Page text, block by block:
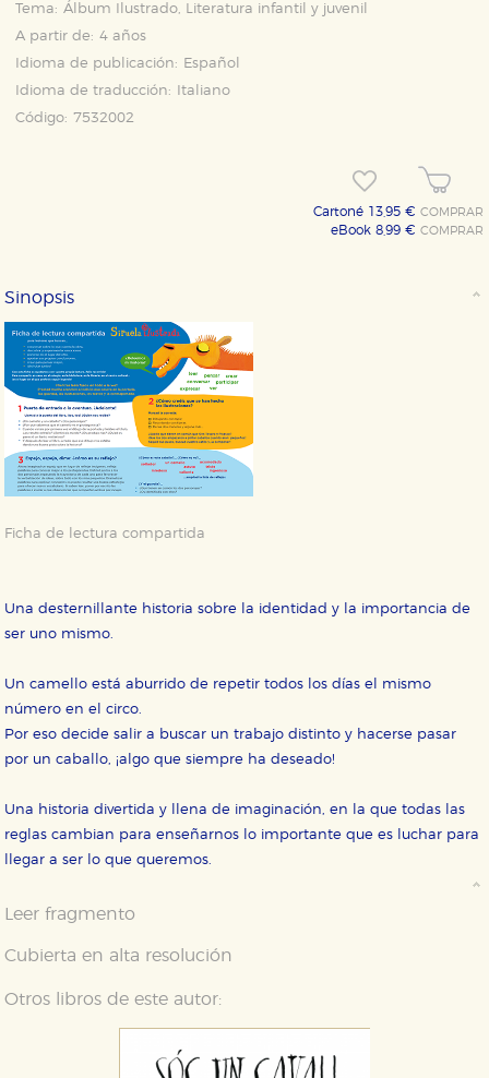
Tema: Álbum Ilustrado, Literatura infantil y juvenil
A partir de: 4 años
Idioma de publicación:
Español
Idioma de traducción:
Italiano
Código: 7532002
Cartoné 13,95 €COMPRAR
eBook 8,99 €COMPRAR
Sinopsis
Ficha de lectura compartida
Una desternillante historia sobre la identidad y la importancia de
ser uno mismo.
Un camello está aburrido de repetir todos los días el mismo
número en el circo.
Por eso decide salir a buscar un trabajo distinto y hacerse pasar
por un caballo, ¡algo que siempre ha deseado!
Una historia divertida y llena de imaginación, en la que todas las
reglas cambian para enseñarnos lo importante que es luchar para
llegar a ser lo que queremos.
Leer fragmento
Cubierta en alta resolución
Otros libros de este autor:
HABILITAR TODO
Cookies necesarias
Estas cookies son necesarias para que nuestro sitio
web funcione y no es posible deshabilitarlas desde
áreas de nuestra web dejen de funcionar
correctamente.
Cookies de rendimiento y analíticas
nuestro sitio web. Almacenan configuraciones de
vez que nos visita. La información es agregada y, por lo
Cookies de publicidad y redes sociales
relevante para sus intereses en otros sitios. No
almacenan directamente información personal sino